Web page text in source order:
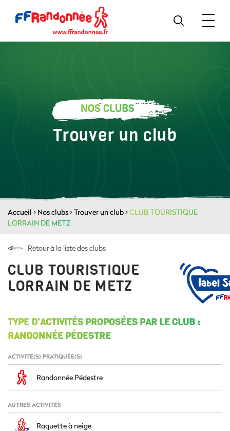
NOS CLUBS
Trouver un club
Accueil > Nos clubs>Trouver un club>CLUB TOURISTIQUE
LORRAIN DE METZ
Retour à la liste des clubs
CLUB TOURISTIQUE
LORRAIN DE METZ
TYPE D'ACTIVITÉS PROPOSÉES PAR LE CLUB :
RANDONNÉE PÉDESTRE
ACTIVITÉ(S) PRATIQUÉE(S)
Randonnée Pédestre
AUTRES ACTIVITÉS
Raquette à neige